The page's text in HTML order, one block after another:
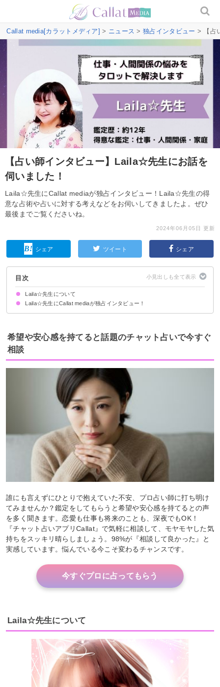
Callat media[カラットメディア] > ニュース >独占インタビュー > 【占
【占い師インタビュー】Laila☆先生にお話を
伺いました！
Laila☆先生にCallat mediaが独占インタビュー！Laila☆先生の得
意な占術や占いに対する考えなどをお伺いしてきましたよ。ぜひ
最後までご覧くださいね。
2024年06月05日 更新
シェア ツイート シェア
目次
Laila☆先生について
Laila☆先生にCallat mediaが独占インタビュー！
占い師として活動を始めたきっかけ
お客様はどんな方が多いですか？
使用する占術や鑑定の流れ・特徴を教えてください！
鑑定に際して気をつけていることや、心がけていることは何ですか？
先生が得意な相談内容は何ですか？
お客様に言われて嬉しかった言葉・心に残るエピソードについて教えてくだ
希望や安心感を持てると話題のチャット占いで今すぐ
相談
誰にも言えずにひとりで抱えていた不安、プロ占い師に打ち明け
てみませんか？鑑定をしてもらうと希望や安心感を持てるとの声
を多く聞きます。恋愛も仕事も将来のことも、深夜でもOK！
『チャット占いアプリCallat』で気軽に相談して、モヤモヤした気
持ちをスッキリ晴らしましょう。98%が『相談して良かった』と
実感しています。悩んでいる今こそ変わるチャンスです。
今すぐプロに占ってもらう
Laila☆先生について